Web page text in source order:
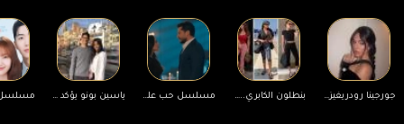
جورجينا رودريغيز ترد على التنمر بسبب جسمها.. ورونالدو يدعمها بنطلون الكابري... الصيحة المفضلة لدى المؤثرات العربيات مسلسل حب على ورق الحلقة 39 .. عرض زواج يتحول إلى صدمة ياسين بونو يؤكد انفصاله عن زوجته لأول مرة وينهي الجدل